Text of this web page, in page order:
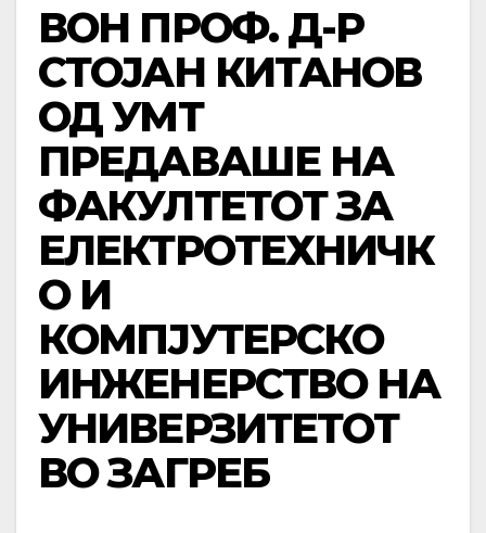
ВОН ПРОФ. Д-Р
СТОЈАН КИТАНОВ
ОД УМТ
ПРЕДАВАШЕ НА
ФАКУЛТЕТОТ ЗА
ЕЛЕКТРОТЕХНИЧК
О И
КОМПЈУТЕРСКО
ИНЖЕНЕРСТВО НА
УНИВЕРЗИТЕТОТ
ВО ЗАГРЕБ